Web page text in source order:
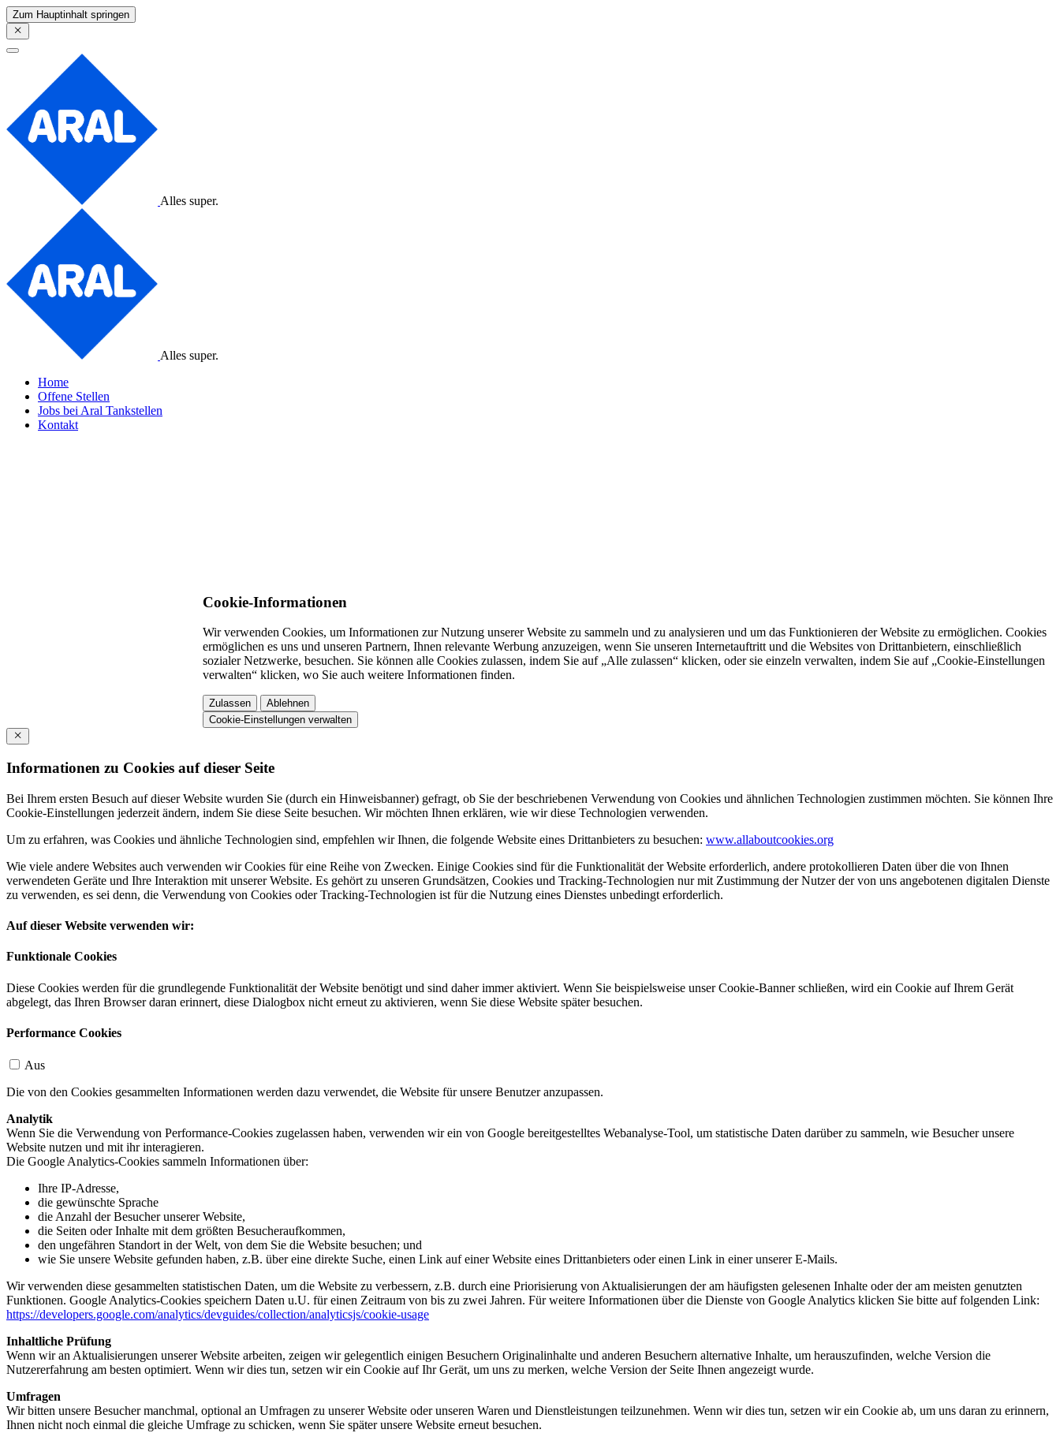
Zum Hauptinhalt springen
Alles super.
Alles super.
Home
Offene Stellen
Jobs bei Aral Tankstellen
Kontakt
Cookie-Informationen
Wir verwenden Cookies, um Informationen zur Nutzung unserer Website zu sammeln und zu analysieren und um das Funktionieren der Website zu ermöglichen. Cookies
ermöglichen es uns und unseren Partnern, Ihnen relevante Werbung anzuzeigen, wenn Sie unseren Internetauftritt und die Websites von Drittanbietern, einschließlich
sozialer Netzwerke, besuchen. Sie können alle Cookies zulassen, indem Sie auf „Alle zulassen“ klicken, oder sie einzeln verwalten, indem Sie auf „Cookie-Einstellungen
verwalten“ klicken, wo Sie auch weitere Informationen finden.
Zulassen
Ablehnen
Cookie-Einstellungen verwalten
Informationen zu Cookies auf dieser Seite
Bei Ihrem ersten Besuch auf dieser Website wurden Sie (durch ein Hinweisbanner) gefragt, ob Sie der beschriebenen Verwendung von Cookies und ähnlichen Technologien zustimmen möchten. Sie können Ihre
Cookie-Einstellungen jederzeit ändern, indem Sie diese Seite besuchen. Wir möchten Ihnen erklären, wie wir diese Technologien verwenden.
Um zu erfahren, was Cookies und ähnliche Technologien sind, empfehlen wir Ihnen, die folgende Website eines Drittanbieters zu besuchen: www.allaboutcookies.org
Wie viele andere Websites auch verwenden wir Cookies für eine Reihe von Zwecken. Einige Cookies sind für die Funktionalität der Website erforderlich, andere protokollieren Daten über die von Ihnen
verwendeten Geräte und Ihre Interaktion mit unserer Website. Es gehört zu unseren Grundsätzen, Cookies und Tracking-Technologien nur mit Zustimmung der Nutzer der von uns angebotenen digitalen Dienste
zu verwenden, es sei denn, die Verwendung von Cookies oder Tracking-Technologien ist für die Nutzung eines Dienstes unbedingt erforderlich.
Auf dieser Website verwenden wir:
Funktionale Cookies
Diese Cookies werden für die grundlegende Funktionalität der Website benötigt und sind daher immer aktiviert. Wenn Sie beispielsweise unser Cookie-Banner schließen, wird ein Cookie auf Ihrem Gerät
abgelegt, das Ihren Browser daran erinnert, diese Dialogbox nicht erneut zu aktivieren, wenn Sie diese Website später besuchen.
Performance Cookies
Aus
Die von den Cookies gesammelten Informationen werden dazu verwendet, die Website für unsere Benutzer anzupassen.
Analytik
Wenn Sie die Verwendung von Performance-Cookies zugelassen haben, verwenden wir ein von Google bereitgestelltes Webanalyse-Tool, um statistische Daten darüber zu sammeln, wie Besucher unsere
Website nutzen und mit ihr interagieren.
Die Google Analytics-Cookies sammeln Informationen über:
Ihre IP-Adresse,
die gewünschte Sprache
die Anzahl der Besucher unserer Website,
die Seiten oder Inhalte mit dem größten Besucheraufkommen,
den ungefähren Standort in der Welt, von dem Sie die Website besuchen; und
wie Sie unsere Website gefunden haben, z.B. über eine direkte Suche, einen Link auf einer Website eines Drittanbieters oder einen Link in einer unserer E-Mails.
Wir verwenden diese gesammelten statistischen Daten, um die Website zu verbessern, z.B. durch eine Priorisierung von Aktualisierungen der am häufigsten gelesenen Inhalte oder der am meisten genutzten
Funktionen. Google Analytics-Cookies speichern Daten u.U. für einen Zeitraum von bis zu zwei Jahren. Für weitere Informationen über die Dienste von Google Analytics klicken Sie bitte auf folgenden Link:
https://developers.google.com/analytics/devguides/collection/analyticsjs/cookie-usage
Inhaltliche Prüfung
Wenn wir an Aktualisierungen unserer Website arbeiten, zeigen wir gelegentlich einigen Besuchern Originalinhalte und anderen Besuchern alternative Inhalte, um herauszufinden, welche Version die
Nutzererfahrung am besten optimiert. Wenn wir dies tun, setzen wir ein Cookie auf Ihr Gerät, um uns zu merken, welche Version der Seite Ihnen angezeigt wurde.
Umfragen
Wir bitten unsere Besucher manchmal, optional an Umfragen zu unserer Website oder unseren Waren und Dienstleistungen teilzunehmen. Wenn wir dies tun, setzen wir ein Cookie ab, um uns daran zu erinnern,
Ihnen nicht noch einmal die gleiche Umfrage zu schicken, wenn Sie später unsere Website erneut besuchen.